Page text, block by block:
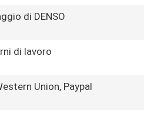
di DENSO
di lavoro
Union, Paypal